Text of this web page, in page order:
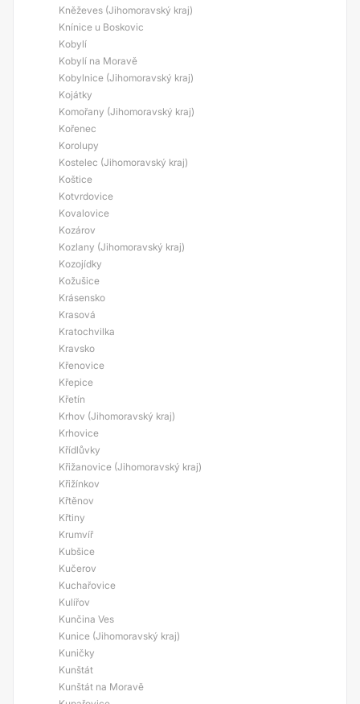
Kněževes (Jihomoravský kraj)
Knínice u Boskovic
Kobylí
Kobylí na Moravě
Kobylnice (Jihomoravský kraj)
Kojátky
Komořany (Jihomoravský kraj)
Kořenec
Korolupy
Kostelec (Jihomoravský kraj)
Koštice
Kotvrdovice
Kovalovice
Kozárov
Kozlany (Jihomoravský kraj)
Kozojídky
Kožušice
Krásensko
Krasová
Kratochvilka
Kravsko
Křenovice
Křepice
Křetín
Krhov (Jihomoravský kraj)
Krhovice
Křídlůvky
Křižanovice (Jihomoravský kraj)
Křižínkov
Křtěnov
Křtiny
Krumvíř
Kubšice
Kučerov
Kuchařovice
Kulířov
Kunčina Ves
Kunice (Jihomoravský kraj)
Kuničky
Kunštát
Kunštát na Moravě